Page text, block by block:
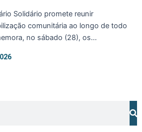
Solidário promete reunir
comunitária ao longo de todo
no sábado (28), os...